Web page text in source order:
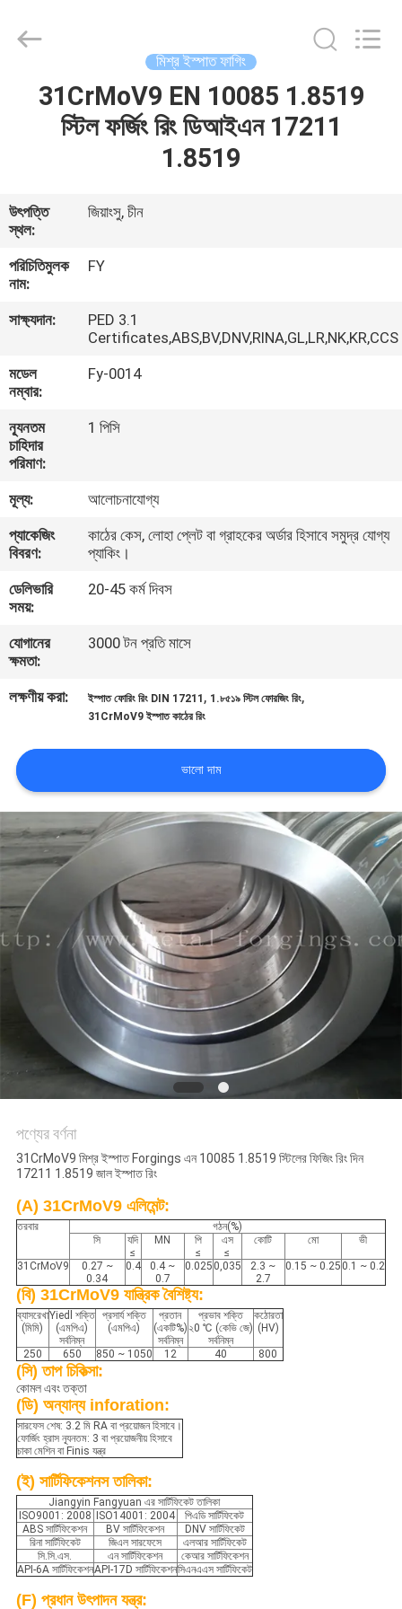
ভিডিও
আমাদের
ভ্রমণ
মান
যোগাযোগ
উদ্ধৃতির
আবেদন
সাইট
ম্যাপ
PRIVACY
POLICY
Flange
Reserved.
মিশ্র ইস্পাত ফাগিং
31CrMoV9 EN 10085 1.8519
স্টিল ফর্জিং রিং ডিআইএন 17211
1.8519
উৎপত্তি
স্থল:
জিয়াংসু, চীন
পরিচিতিমুলক
নাম:
FY
সাক্ষ্যদান:
PED 3.1
Certificates,ABS,BV,DNV,RINA,GL,LR,NK,KR,CCS
মডেল
নম্বার:
Fy-0014
ন্যূনতম
চাহিদার
পরিমাণ:
1 পিসি
মূল্য:
আলোচনাযোগ্য
প্যাকেজিং
বিবরণ:
কাঠের কেস, লোহা প্লেট বা গ্রাহকের অর্ডার হিসাবে সমুদ্র যোগ্য
প্যাকিং।
ডেলিভারি
সময়:
20-45 কর্ম দিবস
যোগানের
ক্ষমতা:
3000 টন প্রতি মাসে
লক্ষণীয় করা: ইস্পাত ফোরিং রিং DIN 17211 , 1.৮৫১৯ স্টিল ফোরজিং রিং,
31CrMoV9 ইস্পাত কাঠের রিং
ভালো দাম
পণ্যের বর্ণনা
31CrMoV9 মিশ্র ইস্পাত Forgings এন 10085 1.8519 স্টিলের ফিজিং রিং দিন
17211 1.8519 জাল ইস্পাত রিং
(A) 31CrMoV9 এলিমেন্ট:
তরবার
গঠন(%)
সি
যদি
≤
MN
পি
≤
এস
≤
কোটি মো ভী
31CrMoV9
0.27 ~
0.34
0.4
0.4 ~
0.7
0.025 0,035
2.3 ~
2.7
0.15 ~ 0.25 0.1 ~ 0.2
(বি) 31CrMoV9 যান্ত্রিক বৈশিষ্ট্য:
ব্যাসরেখা
(মিমি)
Yiedl শক্তি
(এমপিএ)
সর্বনিম্ন
প্রসার্য শক্তি
(এমপিএ)
প্রতান
(একটি%)
সর্বনিম্ন
প্রভাব শক্তি
২0 ℃ (কেভি জে)
সর্বনিম্ন
কঠোরতা
(HV)
250 650 850 ~ 1050 12 40 800
(সি) তাপ চিকিত্সা:
কোমল এবং তক্তা
(ডি) অন্যান্য inforation:
সারফেস শেষ: 3.2 মি RA বা প্রয়োজন হিসাবে।
ফোর্জিং হ্রাস ন্যূনতম: 3 বা প্রয়োজনীয় হিসাবে
চাকা মেশিন বা Finis যন্ত্র
(ই) সার্টিফিকেশনস তালিকা:
Jiangyin Fangyuan এর সার্টিফিকেট তালিকা
ISO9001: 2008
ISO14001: 2004
পিএডি সার্টিফিকেট
ABS সার্টিফিকেশন
BV সার্টিফিকেশন
DNV সার্টিফিকেট
রিনা সার্টিফিকেট
জিএল সারফেসে
এলআর সার্টিফিকেট
সি.সি.এস.
এন সার্টিফিকেশন
কেআর সার্টিফিকেশন
API-6A সার্টিফিকেশনAPI-17D সার্টিফিকেশনসিএনএএস সার্টিফিকেট
(F) প্রধান উৎপাদন যন্ত্র: